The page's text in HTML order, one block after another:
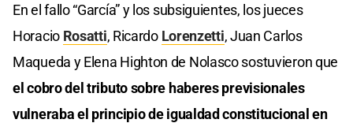
En el fallo “García” y los subsiguientes, los jueces
Horacio Rosatti, Ricardo Lorenzetti, Juan Carlos
Maqueda y Elena Highton de Nolasco sostuvieron que
el cobro del tributo sobre haberes previsionales
vulneraba el principio de igualdad constitucional en